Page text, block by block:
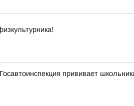
прививает